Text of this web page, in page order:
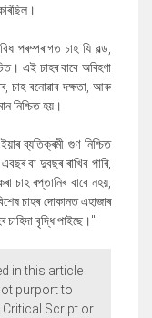
পৰম্পৰাগত চাহ যি বল্ড,
এই চাহৰ বাবে অৰিহণা
চাহ বনোৱাৰ দক্ষতা, আৰু
নিশ্চিত হয়।
ব্যতিক্ৰমী গুণ নিশ্চিত
বা দুবছৰ ৰাখিব পাৰি,
চাহ ৰপ্তানিৰ বাবে নহয়,
চাহৰ দোকানত এহাজাৰ
বৃদ্ধি পাইছে।"
in this article
purport to
Script or